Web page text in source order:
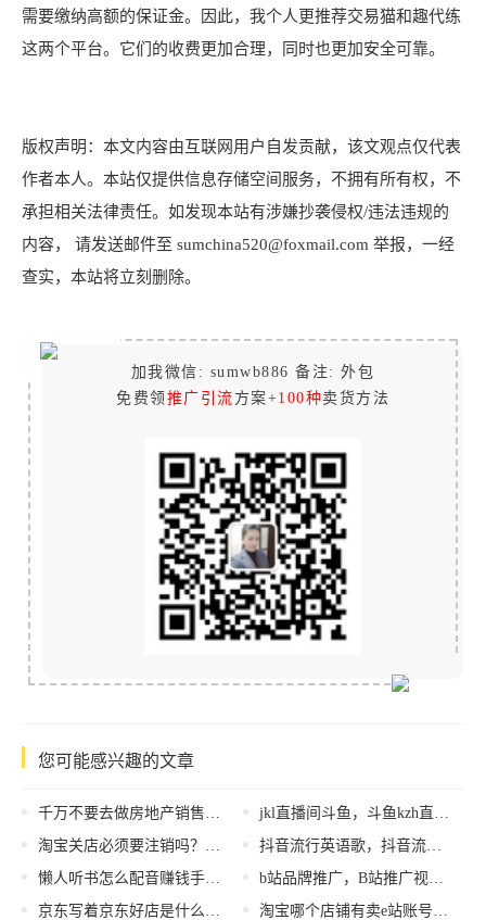
需要缴纳高额的保证金。因此，我个人更推荐交易猫和趣代练
这两个平台。它们的收费更加合理，同时也更加安全可靠。
版权声明：本文内容由互联网用户自发贡献，该文观点仅代表
作者本人。本站仅提供信息存储空间服务，不拥有所有权，不
承担相关法律责任。如发现本站有涉嫌抄袭侵权/违法违规的
内容， 请发送邮件至 sumchina520@foxmail.com 举报，一经
查实，本站将立刻删除。
加我微信: sumwb886 备注: 外包
免费领 推广引流 方案+100种卖货方法
您可能感兴趣的文章
千万不要去做房地产销售的工作英语，房地产销售工作好做吗？
淘宝关店必须要注销吗？注销店铺有哪些注意事项？
懒人听书怎么配音赚钱手机，懒人听书怎么配音赚钱？
京东写着京东好店是什么意思（京东官方旗舰店京东好店是什么意思）
jkl直播间斗鱼，斗鱼kzh直播？
抖音流行英语歌，抖音流行英语歌曲？
b站品牌推广，B站推广视频？
淘宝哪个店铺有卖e站账号的，淘宝哪个店铺有卖e站账号的东西？